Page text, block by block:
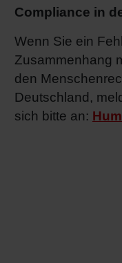
Compliance in
Wenn Sie ein
Zusammenhang
den
Deutschland,
sich bitte an: